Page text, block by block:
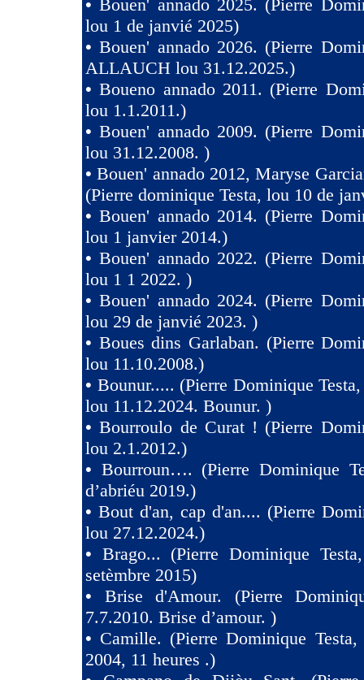
•Bouen' annado 2025. (Pierre
lou 1 de janvié 2025)
•Bouen' annado 2026. (Pierre
ALLAUCH lou 31.12.2025.)
•Boueno annado 2011. (Pierre
lou 1.1.2011.)
•Bouen' annado 2009. (Pierre
lou 31.12.2008. )
•Bouen' annado 2012, Maryse
(Pierre dominique Testa, lou 10 de
•Bouen' annado 2014. (Pierre
lou 1 janvier 2014.)
•Bouen' annado 2022. (Pierre
lou 1 1 2022. )
•Bouen' annado 2024. (Pierre
lou 29 de janvié 2023. )
• Boues dins Garlaban. (Pierre
lou 11.10.2008.)
• Bounur..... (Pierre Dominique
lou 11.12.2024. Bounur. )
•Bourroulo de Curat ! (Pierre
lou 2.1.2012.)
• Bourroun…. (Pierre Dominique
d’abriéu 2019.)
• Bout d'an, cap d'an.... (Pierre
lou 27.12.2024.)
• Brago... (Pierre Dominique
setèmbre 2015)
• Brise d'Amour. (Pierre
7.7.2010. Brise d’amour. )
• Camille. (Pierre Dominique
2004, 11 heures .)